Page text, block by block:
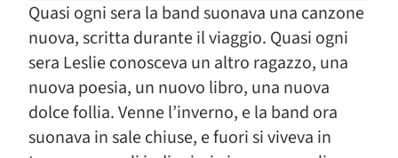
Quasi ogni sera la band suonava una canzone
nuova, scritta durante il viaggio. Quasi ogni
sera Leslie conosceva un altro ragazzo, una
nuova poesia, un nuovo libro, una nuova
dolce follia. Venne l’inverno, e la band ora
suonava in sale chiuse, e fuori si viveva in